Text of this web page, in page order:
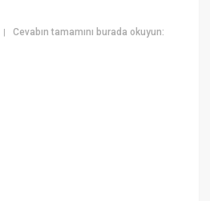
|Cevabın tamamını burada okuyun: